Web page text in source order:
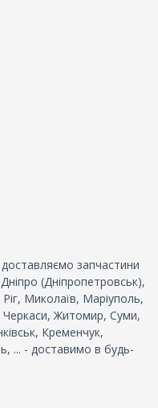
запчастини
(Дніпропетровськ),
Миколаїв, Маріуполь,
Черкаси, Житомир, Суми,
Кременчук,
... - доставимо в будь-